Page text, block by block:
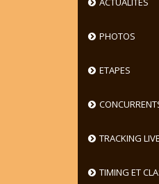
PHOTOS
ETAPES
TRACKING LIVE
TIMING ET